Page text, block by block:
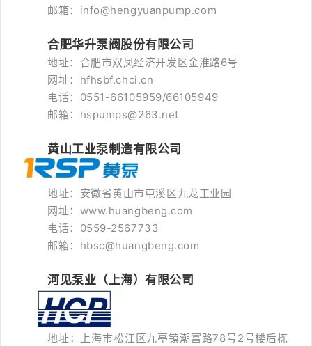
邮箱：info@hengyuanpump.com
合肥华升泵阀股份有限公司
地址：合肥市双凤经济开发区金淮路6号
网址：hfhsbf.chci.cn
电话：0551-66105959/66105949
邮箱：hspumps@263.net
黄山工业泵制造有限公司
地址：安徽省黄山市屯溪区九龙工业园
网址：www.huangbeng.com
电话：0559-2567733
邮箱：hbsc@huangbeng.com
河见泵业（上海）有限公司
地址：上海市松江区九亭镇潮富路78号2号楼后栋